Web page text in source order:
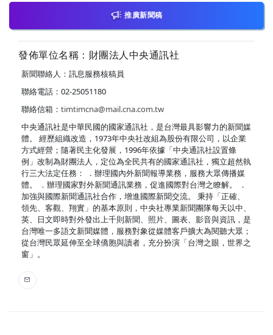
推廣新聞稿
發佈單位名稱：財團法人中央通訊社
新聞聯絡人：訊息服務核稿員
聯絡電話：02-25051180
聯絡信箱： timtimcna@mail.cna.com.tw
中央通訊社是中華民國的國家通訊社，是台灣最具影響力的新聞媒
體。 經歷組織改造，1973年中央社改組為股份有限公司，以企業
方式經營；隨著民主化發展，1996年依據「中央通訊社設置條
例」改制為財團法人，定位為全民共有的國家通訊社，獨立超然執
行三大法定任務： ．辦理國內外新聞報導業務，服務大眾傳播媒
體。 ．辦理國家對外新聞通訊業務，促進國際對台灣之瞭解。 ．
加強與國際新聞通訊社合作，增進國際新聞交流。 秉持「正確、
領先、客觀、翔實」的基本原則，中央社專業新聞團隊每天以中、
英、日文即時對外發出上千則新聞、照片、圖表、影音與資訊，是
台灣唯一多語文新聞媒體，服務對象從媒體客戶擴大為閱聽大眾；
從台灣民眾延伸至全球僑胞與讀者，充分扮演「台灣之眼，世界之
窗」。